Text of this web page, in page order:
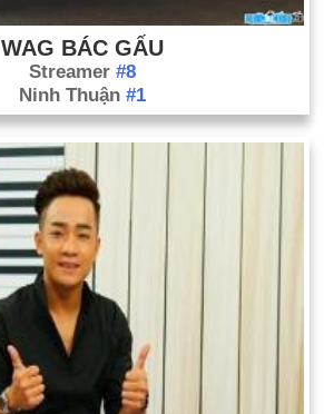
WAG BÁC GẤU
Streamer #8
Ninh Thuận #1